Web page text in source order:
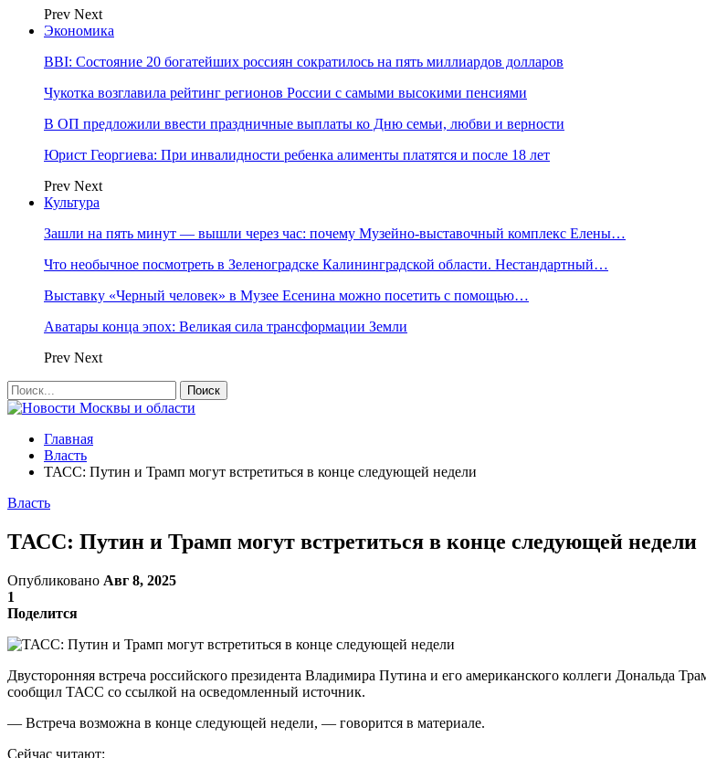
Prev Next
Экономика
BBI: Состояние 20 богатейших россиян сократилось на пять миллиардов долларов
Чукотка возглавила рейтинг регионов России с самыми высокими пенсиями
В ОП предложили ввести праздничные выплаты ко Дню семьи, любви и верности
Юрист Георгиева: При инвалидности ребенка алименты платятся и после 18 лет
Prev Next
Культура
Зашли на пять минут — вышли через час: почему Музейно-выставочный комплекс Елены…
Что необычное посмотреть в Зеленоградске Калининградской области. Нестандартный…
Выставку «Черный человек» в Музее Есенина можно посетить с помощью…
Аватары конца эпох: Великая сила трансформации Земли
Prev Next
Главная
Власть
ТАСС: Путин и Трамп могут встретиться в конце следующей недели
Власть
ТАСС: Путин и Трамп могут встретиться в конце следующей недели
Опубликовано Авг 8, 2025
1
Поделится
Двусторонняя встреча российского президента Владимира Путина и его американского коллеги Дональда
сообщил ТАСС со ссылкой на осведомленный источник.
— Встреча возможна в конце следующей недели, — говорится в материале.
Сейчас читают: